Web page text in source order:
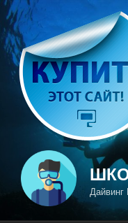
Перейти
к
содержимому